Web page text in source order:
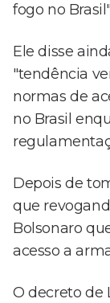
fogo no
Ele disse
"tendência
normas de
no Brasil
Depois de
que
Bolsonaro
acesso a
O decreto de